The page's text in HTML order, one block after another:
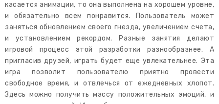
касается анимации, то она выполнена на хорошем уровне,
и обязательно всем понравится. Пользователь может
заняться обновлением своего гнезда, увеличением счета,
и установлением рекордом. Разные занятия делают
игровой процесс этой разработки разнообразнее. А
пригласив друзей, играть будет еще увлекательнее. Эта
игра позволит пользователю приятно провести
свободное время, и отвлечься от ежедневных хлопот.
Здесь можно получить массу положительных эмоций, и